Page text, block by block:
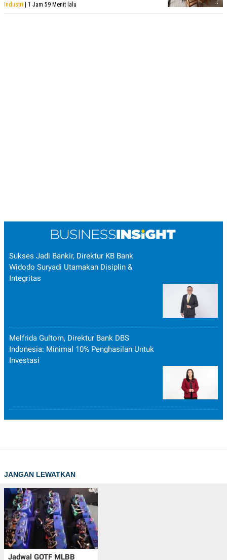
Industri | 1 Jam 59 Menit lalu
Sukses Jadi Bankir, Direktur KB Bank
Widodo Suryadi Utamakan Disiplin &
Integritas
Melfrida Gultom, Direktur Bank DBS
Indonesia: Minimal 10% Penghasilan Untuk
Investasi
JANGAN LEWATKAN
Jadwal GOTF MLBB